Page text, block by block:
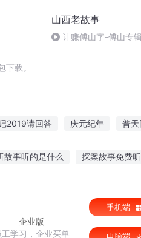
山西老故事
计赚傅山字-傅山专
载。
2019请回答 庆元纪年 普
故事听的是什么 探案故事免费
企业版
工学习，企业买单
手机端